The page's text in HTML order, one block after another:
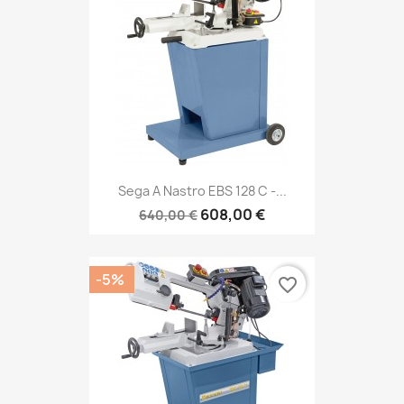
Sega A Nastro EBS 128 C -...
640,00 € 608,00 €
-5% favorite_border